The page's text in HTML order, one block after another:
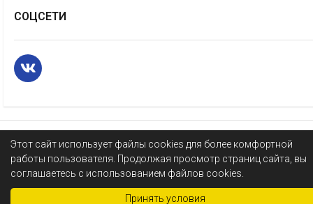
Принять условия
Этот сайт использует файлы cookies для более комфортной
работы пользователя. Продолжая просмотр страниц сайта, вы
соглашаетесь с использованием файлов cookies.
СОЦСЕТИ